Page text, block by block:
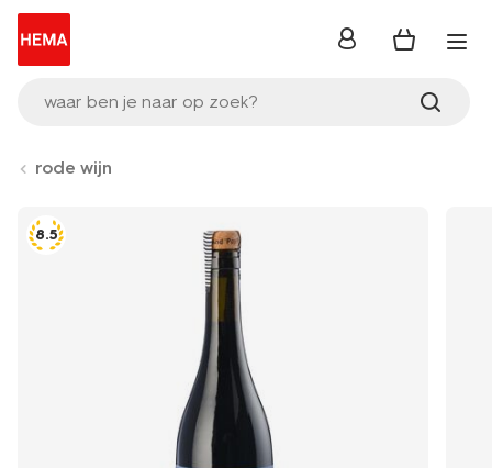
waar ben je naar op zoek?
inloggen
rode wijn
8.5